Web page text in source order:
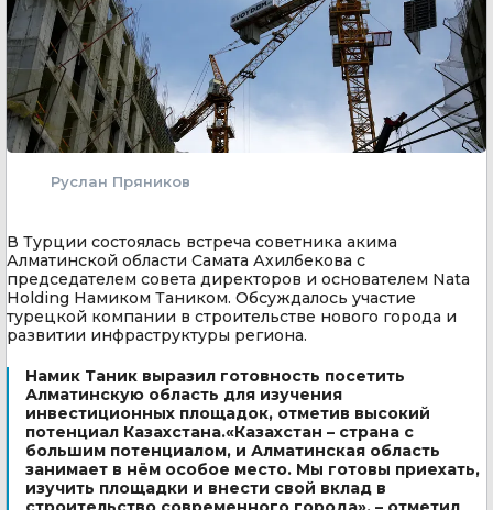
Руслан Пряников
В Турции состоялась встреча советника акима
Алматинской области Самата Ахилбекова с
председателем совета директоров и основателем Nata
Holding Намиком Таником. Обсуждалось участие
турецкой компании в строительстве нового города и
развитии инфраструктуры региона.
Намик Таник выразил готовность посетить
Алматинскую область для изучения
инвестиционных площадок, отметив высокий
потенциал Казахстана.«Казахстан – страна с
большим потенциалом, и Алматинская область
занимает в нём особое место. Мы готовы приехать,
изучить площадки и внести свой вклад в